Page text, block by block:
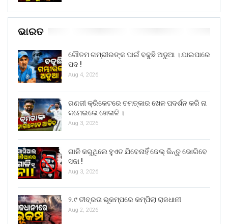
ଭାରତ
ଗୌତମ ଗମ୍ଭୀରଙ୍କ ପାଇଁ ବଢୁଛି ଅଡୁଆ । ଯାଇପାରେ
ପଦ !
Aug 4, 2026
ରଣଜୀ କ୍ରିକେଟରେ ଚମତ୍କାର ଖେଳ ପଦର୍ଶନ କରି ନା
କମେଇଲେ ଖେଳାଳି ।
Aug 3, 2026
ଗାଳି କରୁଥିଲେ ହୁଏତ ଯିବେନାହିଁ ଜେଲ୍ କିନ୍ତୁ ଭୋଗିବେ
ସଜା !
Aug 3, 2026
୨.୯ ତୀବ୍ରତା ଭୂକମ୍ପରେ କମ୍ପିଲା ରାଜଧାନୀ
Aug 2, 2026